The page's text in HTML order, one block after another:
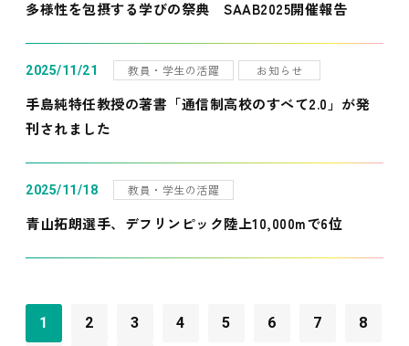
多様性を包摂する学びの祭典 SAAB2025開催報告
2025/11/21 教員・学生の活躍 お知らせ
手島純特任教授の著書「通信制高校のすべて2.0」が発
刊されました
2025/11/18 教員・学生の活躍
青山拓朗選手、デフリンピック陸上10,000mで6位
1 2 3 4 5 6 7 8